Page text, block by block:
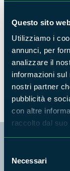
Questo sito
Utilizziamo i
annunci, per
analizzare il
informazioni
nostri partner
pubblicità e
con altre
raccolto dal
delNecessari
Cose Mai
attività dal 6
NEWS